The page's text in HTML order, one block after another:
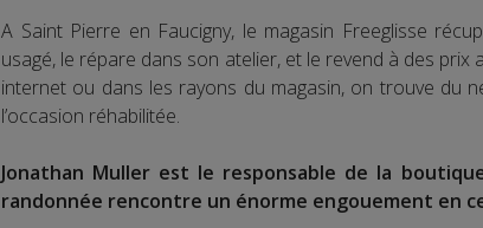
A Saint Pierre en Faucigny, le magasin Freeglisse
usagé, le répare dans son atelier, et le revend à des prix
internet ou dans les rayons du magasin, on trouve du
l’occasion réhabilitée.
Jonathan Muller est le responsable de la
randonnée rencontre un énorme engouement en